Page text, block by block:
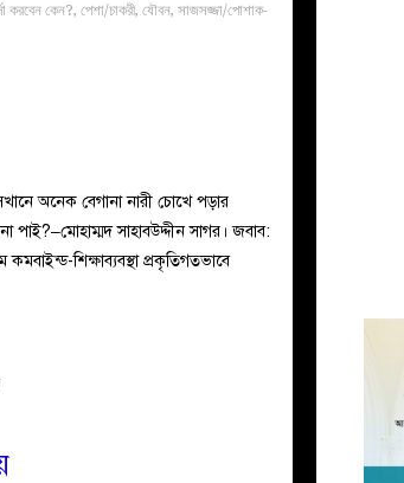
করবেন কেন?,পেশা/চাকরী,যৌবন,সাজসজ্জা/পোশাক-
অনেক বেগানা নারী চোখে পড়ার
সাহাবউদ্দীন সাগর। জবাব:
শিক্ষাব্যবস্থা প্রকৃতিগতভাবে